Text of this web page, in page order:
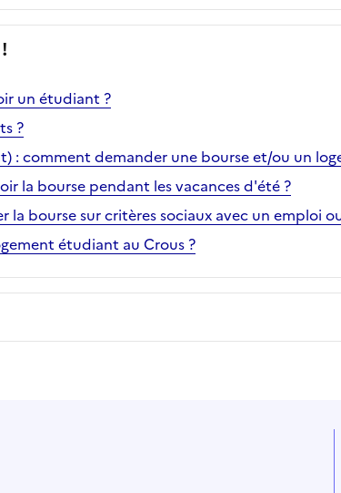
un étudiant ?
?
: comment demander une bourse et/ou un
la bourse pendant les vacances d'été ?
bourse sur critères sociaux avec un emploi
étudiant au Crous ?